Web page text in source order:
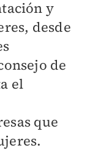
y
desde
de
el
que